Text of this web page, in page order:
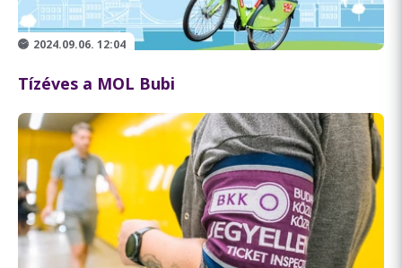
2024.09.06. 12:04
Tízéves a MOL Bubi